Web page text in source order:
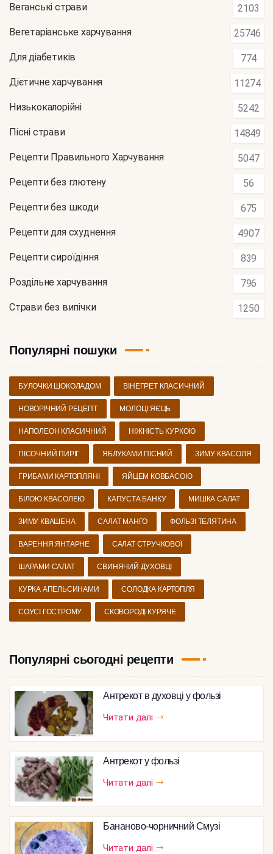
Веганські страви 2103
Вегетаріанське харчування 25746
Для діабетиків 774
Дієтичне харчування 11274
Низькокалорійні 5242
Пісні страви 14849
Рецепти Правильного Харчування 5047
Рецепти без глютену 56
Рецепти без шкоди 675
Рецепти для схуднення 4907
Рецепти сироїдіння 839
Роздільне харчування 796
Страви без випічки 1250
Популярні пошуки
БУЛОЧКИ ШОКОЛАДОМ ВІНЕГРЕТ КЛАСИЧНИЙ
НОВОРІЧНИЙ РЕЦЕПТ МОЛОЦІ ЯЄЦЬ
НАПОЛЕОН КЛАСИЧНИЙ НІЖНІСТЬ КУРКОЮ
ПІСОЧНИЙ ПИРІГ ЯБЛУКАМИ ПІСНИЙ ЗИМУ КВАСОЛЯ
ГРИБАМИ КАРТОПЛЯНІ ЯЙЦЕМ КОВБАСОЮ
БІЛОЮ КВАСОЛЕЮ КАПУСТА БАНКУ МИШКА САЛАТ
ЗИМУ КВАШЕНА САЛАТ МАНГО ФОЛЬЗІ ТЕЛЯТИНА
ВАРЕННЯ ЯНТАРНЕ САЛАТ СТРУЧКОВОЇ
ШАРАМИ САЛАТ СВИНЯЧИЙ ДУХОВЦІ
КУРКА АПЕЛЬСИНАМИ СОЛОДКА КАРТОПЛЯ
СОУСІ ГОСТРОМУ СКОВОРОДІ КУРЯЧЕ
Популярні сьогодні рецепти
Антрекот в духовці у фользі
Читати далі
Антрекот у фользі
Читати далі
Бананово-чорничний Смузі
Читати далі